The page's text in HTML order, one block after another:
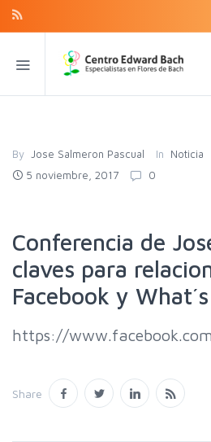
By Jose Salmeron Pascual In
Noticia
5 noviembre, 2017
0
Conferencia de
claves para
Facebook y
https://
Share